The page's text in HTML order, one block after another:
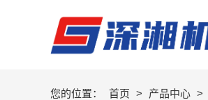
您的位置： 首页 > 产品中心 >